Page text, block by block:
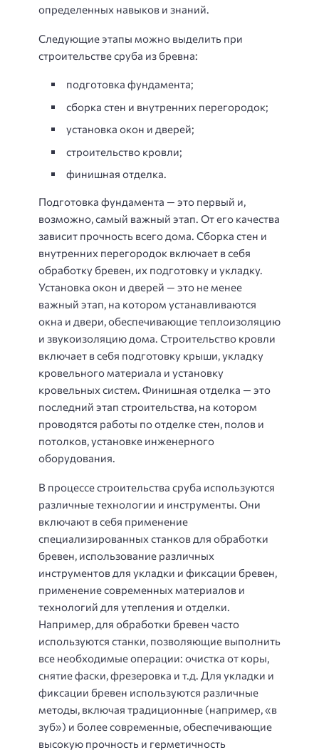
определенных навыков и знаний.
Следующие этапы можно выделить при
строительстве сруба из бревна:
подготовка фундамента;
сборка стен и внутренних перегородок;
установка окон и дверей;
строительство кровли;
финишная отделка.
Подготовка фундамента — это первый и,
возможно, самый важный этап. От его качества
зависит прочность всего дома. Сборка стен и
внутренних перегородок включает в себя
обработку бревен, их подготовку и укладку.
Установка окон и дверей — это не менее
важный этап, на котором устанавливаются
окна и двери, обеспечивающие теплоизоляцию
и звукоизоляцию дома. Строительство кровли
включает в себя подготовку крыши, укладку
кровельного материала и установку
кровельных систем. Финишная отделка — это
последний этап строительства, на котором
проводятся работы по отделке стен, полов и
потолков, установке инженерного
оборудования.
В процессе строительства сруба используются
различные технологии и инструменты. Они
включают в себя применение
специализированных станков для обработки
бревен, использование различных
инструментов для укладки и фиксации бревен,
применение современных материалов и
технологий для утепления и отделки.
Например, для обработки бревен часто
используются станки, позволяющие выполнить
все необходимые операции: очистка от коры,
снятие фаски, фрезеровка и т.д. Для укладки и
фиксации бревен используются различные
методы, включая традиционные (например, «в
зуб») и более современные, обеспечивающие
высокую прочность и герметичность